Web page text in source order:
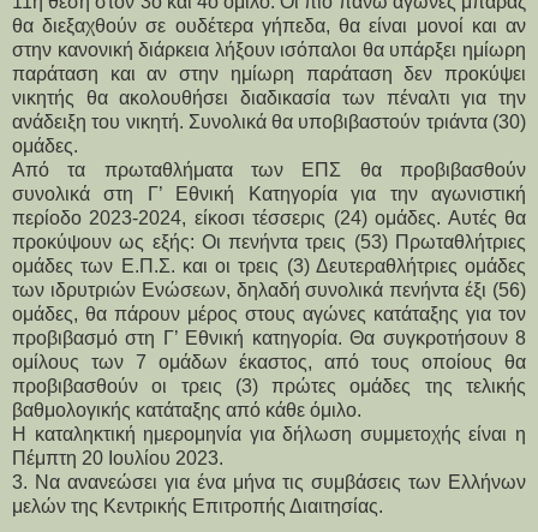
θα διεξαχθούν σε ουδέτερα γήπεδα, θα είναι μονοί και αν
στην κανονική διάρκεια λήξουν ισόπαλοι θα υπάρξει ημίωρη
παράταση και αν στην ημίωρη παράταση δεν προκύψει
νικητής θα ακολουθήσει διαδικασία των πέναλτι για την
ανάδειξη του νικητή. Συνολικά θα υποβιβαστούν τριάντα (30)
ομάδες.
Από τα πρωταθλήματα των ΕΠΣ θα προβιβασθούν
συνολικά στη Γ’ Εθνική Κατηγορία για την αγωνιστική
περίοδο 2023-2024, είκοσι τέσσερις (24) ομάδες. Αυτές θα
προκύψουν ως εξής: Οι πενήντα τρεις (53) Πρωταθλήτριες
ομάδες των Ε.Π.Σ. και οι τρεις (3) Δευτεραθλήτριες ομάδες
των ιδρυτριών Ενώσεων, δηλαδή συνολικά πενήντα έξι (56)
ομάδες, θα πάρουν μέρος στους αγώνες κατάταξης για τον
προβιβασμό στη Γ’ Εθνική κατηγορία. Θα συγκροτήσουν 8
ομίλους των 7 ομάδων έκαστος, από τους οποίους θα
προβιβασθούν οι τρεις (3) πρώτες ομάδες της τελικής
βαθμολογικής κατάταξης από κάθε όμιλο.
Η καταληκτική ημερομηνία για δήλωση συμμετοχής είναι η
Πέμπτη 20 Ιουλίου 2023.
3. Να ανανεώσει για ένα μήνα τις συμβάσεις των Ελλήνων
μελών της Κεντρικής Επιτροπής Διαιτησίας.